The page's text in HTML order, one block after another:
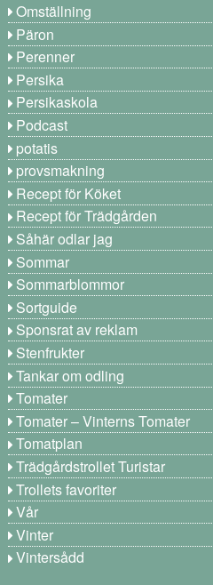
Omställning
Päron
Perenner
Persika
Persikaskola
Podcast
potatis
provsmakning
Recept för Köket
Recept för Trädgården
Såhär odlar jag
Sommar
Sommarblommor
Sortguide
Sponsrat av reklam
Stenfrukter
Tankar om odling
Tomater
Tomater – Vinterns Tomater
Tomatplan
Trädgårdstrollet Turistar
Trollets favoriter
Vår
Vinter
Vintersådd